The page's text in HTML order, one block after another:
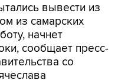
вывести из
из самарских
начнет
сообщает пресс-
со